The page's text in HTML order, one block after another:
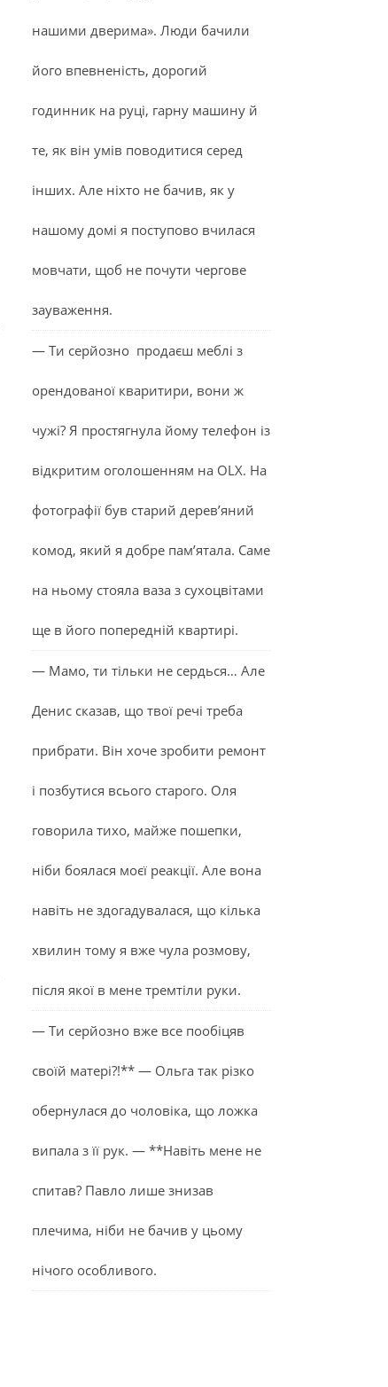
нашими дверима». Люди бачили
його впевненість, дорогий
годинник на руці, гарну машину й
те, як він умів поводитися серед
інших. Але ніхто не бачив, як у
нашому домі я поступово вчилася
мовчати, щоб не почути чергове
зауваження.
— Ти серйозно продаєш меблі з
орендованої кваритири, вони ж
чужі? Я простягнула йому телефон із
відкритим оголошенням на OLX. На
фотографії був старий дерев’яний
комод, який я добре пам’ятала. Саме
на ньому стояла ваза з сухоцвітами
ще в його попередній квартирі.
— Мамо, ти тільки не сердься… Але
Денис сказав, що твої речі треба
прибрати. Він хоче зробити ремонт
і позбутися всього старого. Оля
говорила тихо, майже пошепки,
ніби боялася моєї реакції. Але вона
навіть не здогадувалася, що кілька
хвилин тому я вже чула розмову,
після якої в мене тремтіли руки.
— Ти серйозно вже все пообіцяв
своїй матері?!** — Ольга так різко
обернулася до чоловіка, що ложка
випала з її рук. — **Навіть мене не
спитав? Павло лише знизав
плечима, ніби не бачив у цьому
нічого особливого.